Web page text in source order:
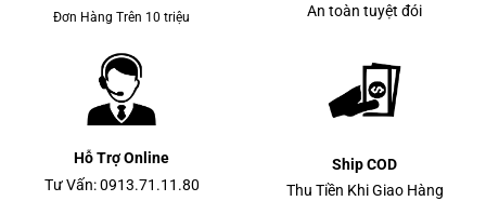
Đơn Hàng Trên 10 triệu
An toàn tuyệt đói
Hỗ Trợ Online
Tư Vấn: 0913.71.11.80
Ship COD
Thu Tiền Khi Giao Hàng